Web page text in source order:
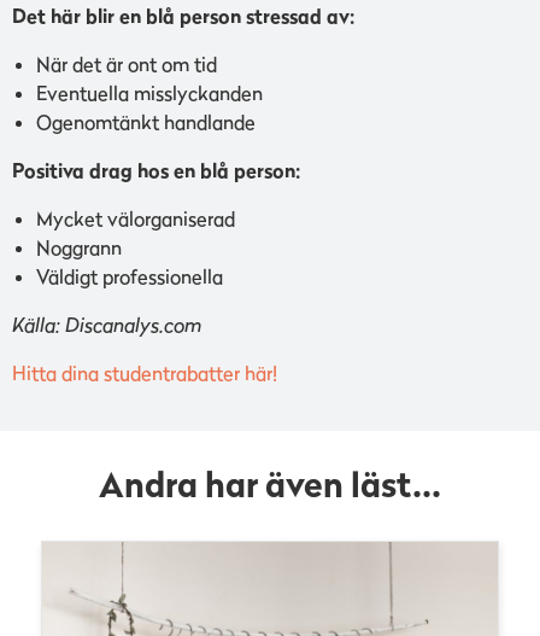
Det här blir en blå person stressad av:
När det är ont om tid
Eventuella misslyckanden
Ogenomtänkt handlande
Positiva drag hos en blå person:
Mycket välorganiserad
Noggrann
Väldigt professionella
Källa: Discanalys.com
Hitta dina studentrabatter här!
Andra har även läst...